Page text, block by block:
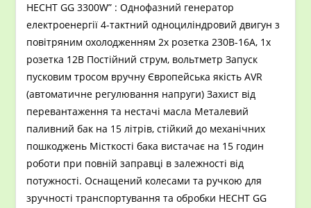
HECHT GG 3300W” : Однофазний генератор
електроенергії 4-тактний одноциліндровий двигун з
повітряним охолодженням 2x розетка 230В-16А, 1x
розетка 12В Постійний струм, вольтметр Запуск
пусковим тросом вручну Європейська якість AVR
(автоматичне регулювання напруги) Захист від
перевантаження та нестачі масла Металевий
паливний бак на 15 літрів, стійкий до механічних
пошкоджень Місткості бака вистачає на 15 годин
роботи при повній заправці в залежності від
потужності. Оснащений колесами та ручкою для
зручності транспортування та обробки HECHT GG